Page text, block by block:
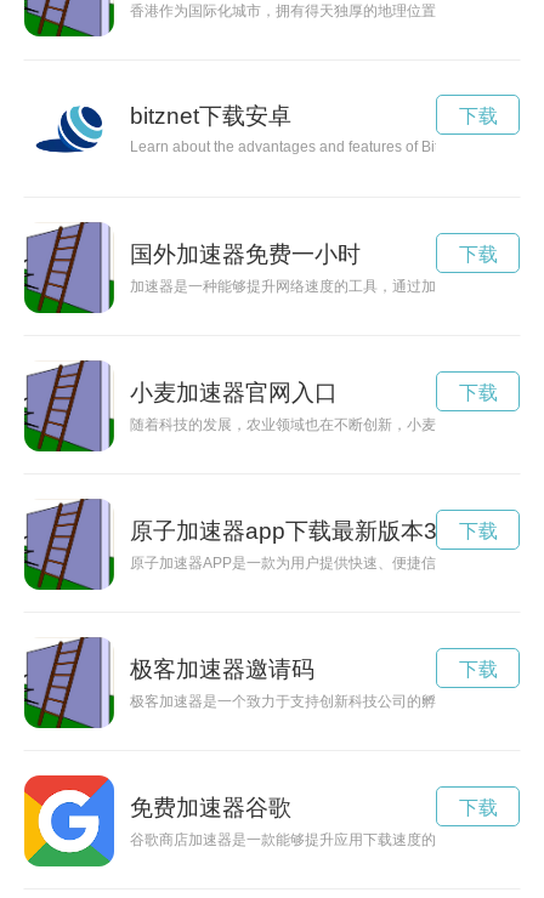
香港作为国际化城市，拥有得天独厚的地理位置和优越的商业
bitznet下载安卓
Learn about the advantages and features of Bitznet, a
下载
国外加速器免费一小时
加速器是一种能够提升网络速度的工具，通过加速器的帮助，
下载
小麦加速器官网入口
随着科技的发展，农业领域也在不断创新，小麦加速种植成为
下载
原子加速器app下载最新版本3.2
原子加速器APP是一款为用户提供快速、便捷信息加速的科技
下载
极客加速器邀请码
极客加速器是一个致力于支持创新科技公司的孵化器，通过提
下载
免费加速器谷歌
谷歌商店加速器是一款能够提升应用下载速度的工具，让用户
下载